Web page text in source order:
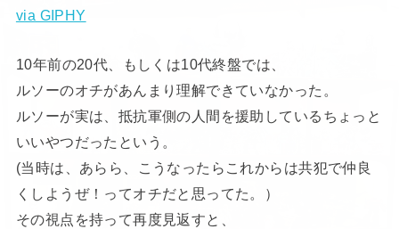
via GIPHY
10年前の20代、もしくは10代終盤では、
ルソーのオチがあんまり理解できていなかった。
ルソーが実は、抵抗軍側の人間を援助しているちょっと
いいやつだったという。
(当時は、あらら、こうなったらこれからは共犯で仲良
くしようぜ！ってオチだと思ってた。）
その視点を持って再度見返すと、